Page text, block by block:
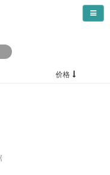
导航
价格